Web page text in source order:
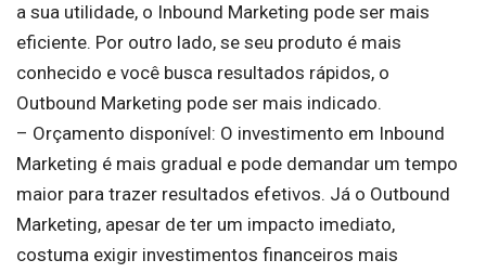
a sua utilidade, o Inbound Marketing pode ser mais
eficiente. Por outro lado, se seu produto é mais
conhecido e você busca resultados rápidos, o
Outbound Marketing pode ser mais indicado.
– Orçamento disponível: O investimento em Inbound
Marketing é mais gradual e pode demandar um tempo
maior para trazer resultados efetivos. Já o Outbound
Marketing, apesar de ter um impacto imediato,
costuma exigir investimentos financeiros mais